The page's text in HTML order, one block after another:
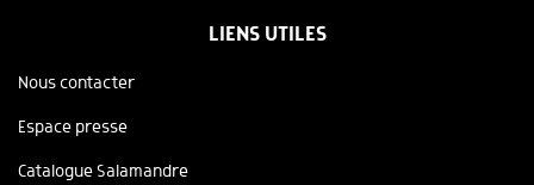
LIENS UTILES
Nous contacter
Espace presse
Catalogue Salamandre